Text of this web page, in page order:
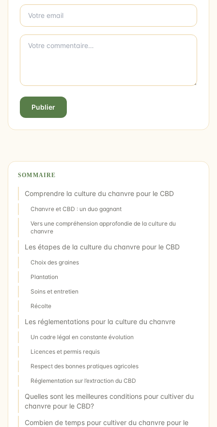
Publier
SOMMAIRE
Comprendre la culture du chanvre pour le CBD
Chanvre et CBD : un duo gagnant
Vers une compréhension approfondie de la culture du
chanvre
Les étapes de la culture du chanvre pour le CBD
Choix des graines
Plantation
Soins et entretien
Récolte
Les réglementations pour la culture du chanvre
Un cadre légal en constante évolution
Licences et permis requis
Respect des bonnes pratiques agricoles
Réglementation sur l’extraction du CBD
Quelles sont les meilleures conditions pour cultiver du
chanvre pour le CBD?
Combien de temps pour cultiver du chanvre pour le